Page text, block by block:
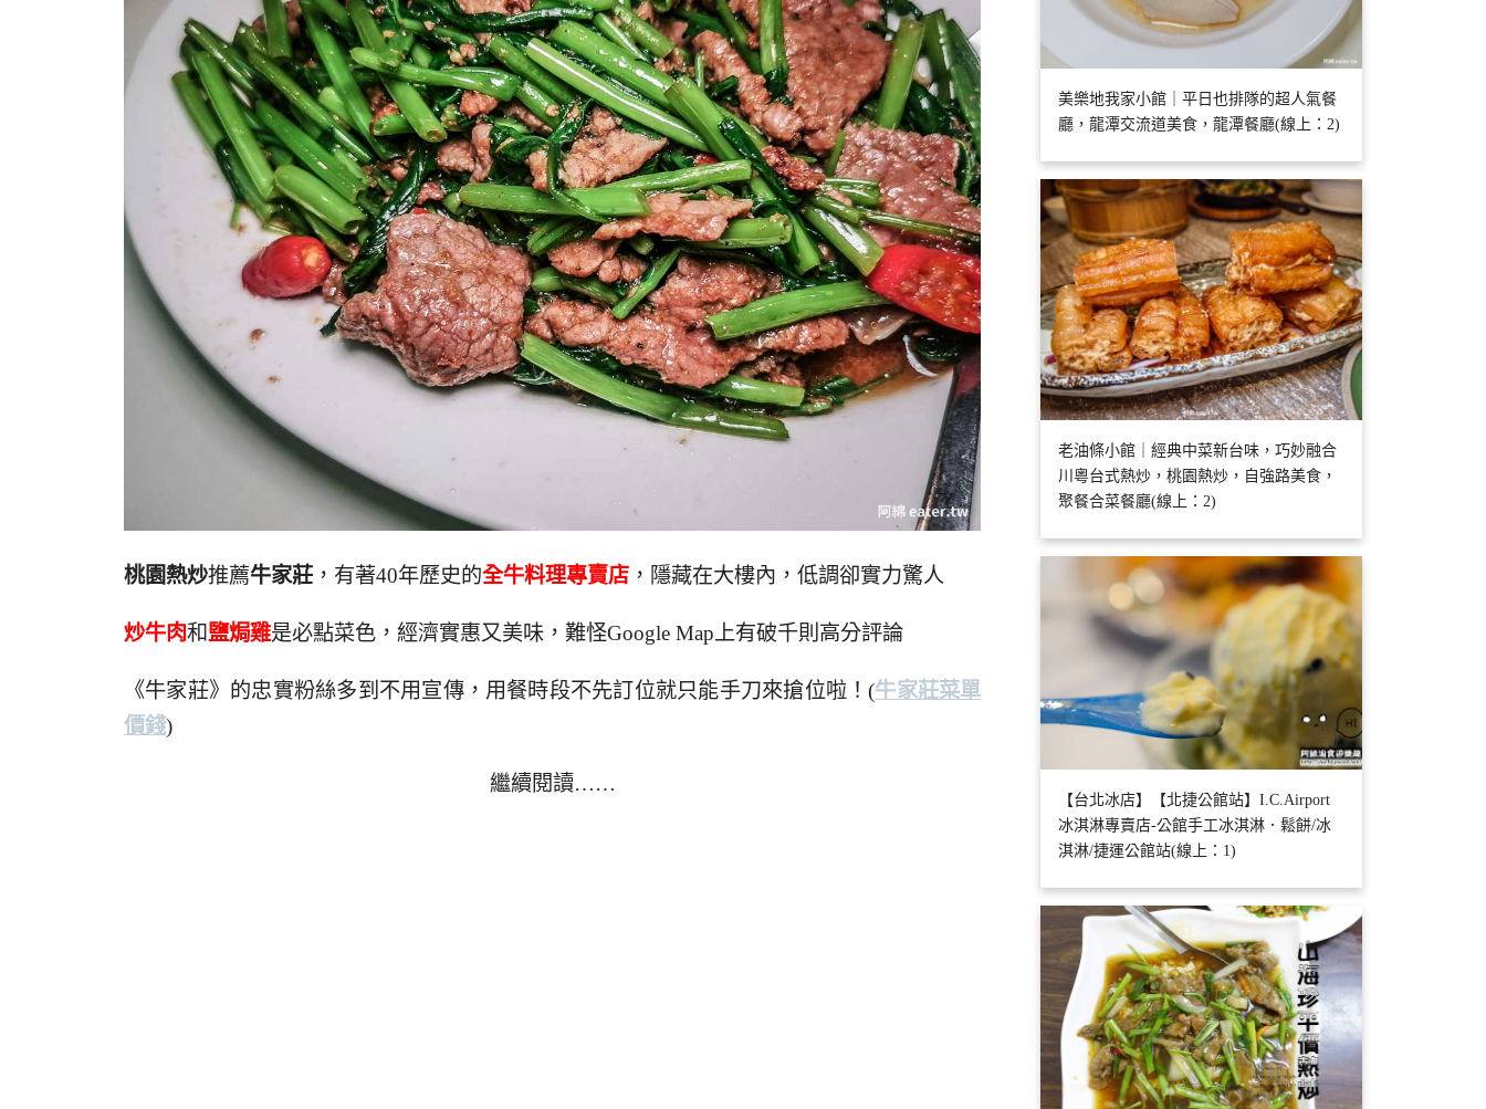
桃園熱炒推薦牛家莊 ，有著40年歷史的全牛料理專賣店 ，隱藏在大樓內，低調卻實力驚人
炒牛肉和鹽焗雞是必點菜色，經濟實惠又美味，難怪Google Map上有破千則高分評論
《牛家莊》的忠實粉絲多到不用宣傳，用餐時段不先訂位就只能手刀來搶位啦！(牛家莊菜單
價錢)
繼續閱讀……
美樂地我家小館｜平日也排隊的超人氣餐
廳，龍潭交流道美食，龍潭餐廳(線上：2)
老油條小館｜經典中菜新台味，巧妙融合
川粵台式熱炒，桃園熱炒，自強路美食，
聚餐合菜餐廳(線上：2)
【台北冰店】【北捷公館站】I.C.Airport
冰淇淋專賣店-公館手工冰淇淋．鬆餅/冰
淇淋/捷運公館站(線上：1)